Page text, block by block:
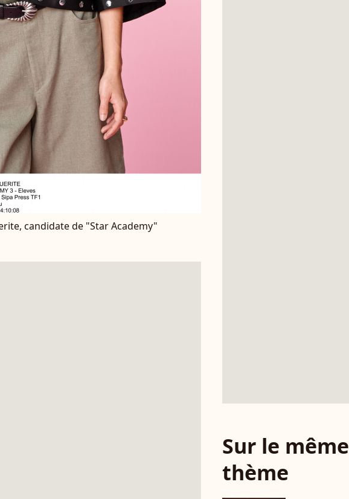
candidate de "Star Academy"
Sur le même
thème